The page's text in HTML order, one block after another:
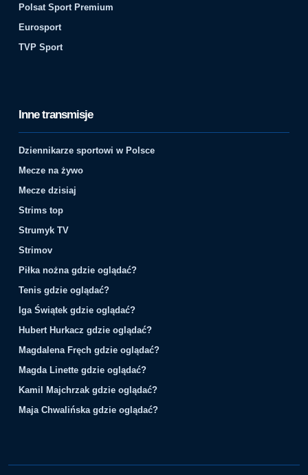
Polsat Sport Premium
Eurosport
TVP Sport
Inne transmisje
Dziennikarze sportowi w Polsce
Mecze na żywo
Mecze dzisiaj
Strims top
Strumyk TV
Strimov
Piłka nożna gdzie oglądać?
Tenis gdzie oglądać?
Iga Świątek gdzie oglądać?
Hubert Hurkacz gdzie oglądać?
Magdalena Fręch gdzie oglądać?
Magda Linette gdzie oglądać?
Kamil Majchrzak gdzie oglądać?
Maja Chwalińska gdzie oglądać?